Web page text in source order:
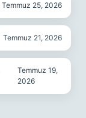
Temmuz 25, 2026
Temmuz 21, 2026
Temmuz 19,
2026